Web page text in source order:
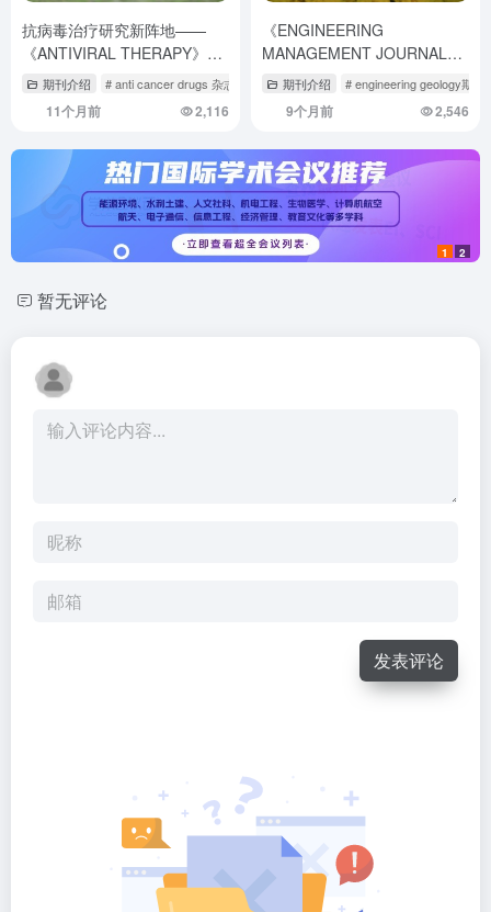
抗病毒治疗研究新阵地——
《ANTIVIRAL THERAPY》期
刊深度解析
期刊介绍 # anti cancer drugs 杂志 # antibiotics期刊 # antiquity期刊
11个月前 2,116
《ENGINEERING
MANAGEMENT JOURNAL》
期刊介绍与投稿策略
期刊介绍 # engineering geology期刊
9个月前 2,546
1 2
暂无评论
发表评论